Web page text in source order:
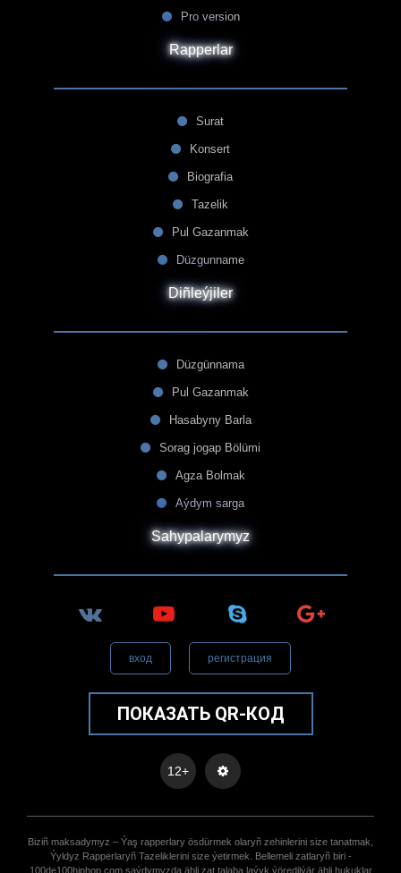
Pro version
Rapperlar
Surat
Konsert
Biografia
Tazelik
Pul Gazanmak
Düzgunname
Diñleýjiler
Düzgünnama
Pul Gazanmak
Hasabyny Barla
Sorag jogap Bölümi
Agza Bolmak
Aýdym sarga
Sahypalarymyz
вход регистрация
ПОКАЗАТЬ QR-КОД
12+
Biziñ maksadymyz – Ýaş rapperlary ösdürmek olaryñ zehinlerini size tanatmak,
Ýyldyz Rapperlaryñ Tazeliklerini size ýetirmek. Bellemeli zatlaryñ biri -
100de100hiphop.com saýdymyzda ähli zat talaba laýyk ýöredilýär ähli hukuklar